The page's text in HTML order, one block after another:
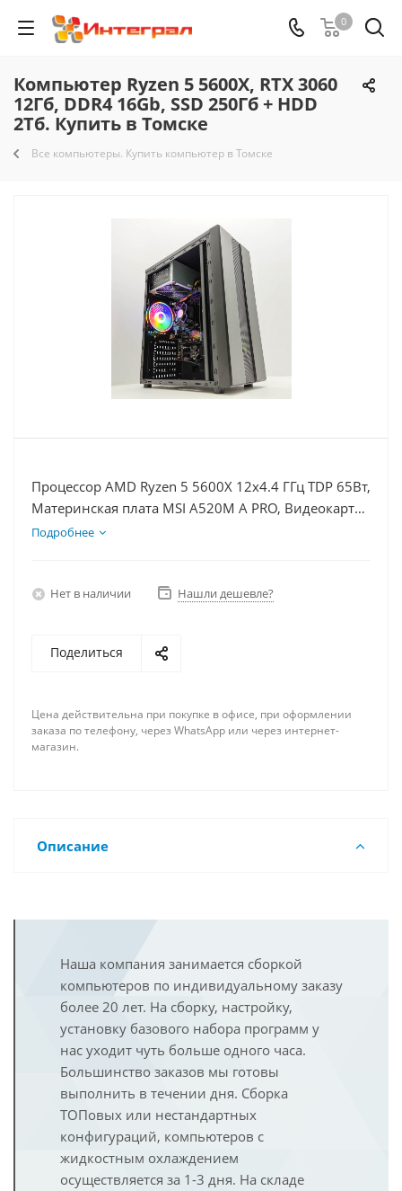
0
Компьютер Ryzen 5 5600X, RTX 3060
12Гб, DDR4 16Gb, SSD 250Гб + HDD
2Тб. Купить в Томске
Все компьютеры. Купить компьютер в Томске
Процессор AMD Ryzen 5 5600X 12x4.4 ГГц TDP 65Вт,
Материнская плата MSI A520M A PRO, Видеокарта
RTX 3060 12Гб, Память DDR4 16Gb, Диски
Подробнее
Нет в наличии Нашли дешевле?
Поделиться
Цена действительна при покупке в офисе, при оформлении
заказа по телефону, через WhatsApp или через интернет-
магазин.
Описание
Наша компания занимается сборкой
компьютеров по индивидуальному заказу
более 20 лет. На сборку, настройку,
установку базового набора программ у
нас уходит чуть больше одного часа.
Большинство заказов мы готовы
выполнить в течении дня. Сборка
ТОПовых или нестандартных
конфигураций, компьютеров с
жидкостным охлаждением
осуществляется за 1-3 дня. На складе